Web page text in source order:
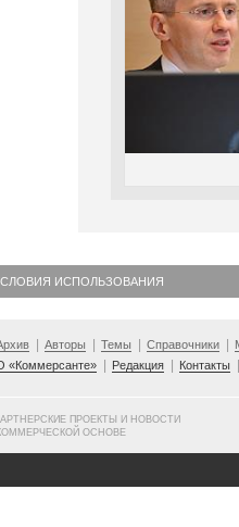
ИСПОЛЬЗОВАНИЯ
Авторы Темы Справочники
«Коммерсанте»
Редакция Контакты
ПРОЕКТЫ И НОВОСТИ
ОСНОВЕ